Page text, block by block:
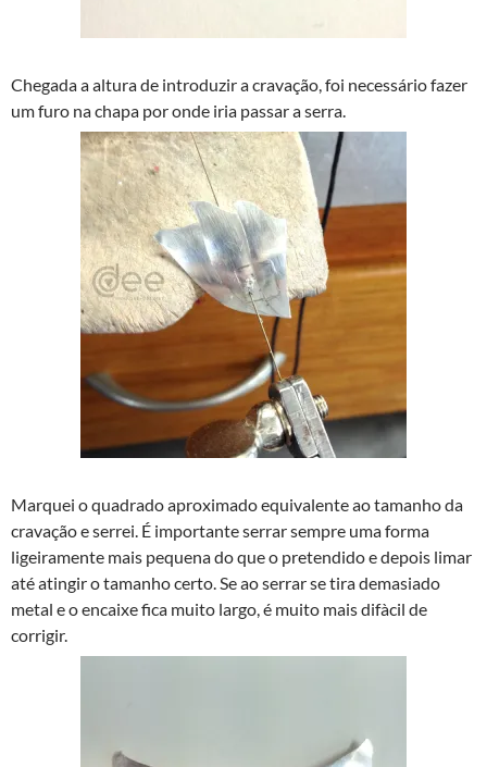
Chegada a altura de introduzir a cravação, foi necessário fazer
um furo na chapa por onde iria passar a serra.
Marquei o quadrado aproximado equivalente ao tamanho da
cravação e serrei. É importante serrar sempre uma forma
ligeiramente mais pequena do que o pretendido e depois limar
até atingir o tamanho certo. Se ao serrar se tira demasiado
metal e o encaixe fica muito largo, é muito mais difà­cil de
corrigir.